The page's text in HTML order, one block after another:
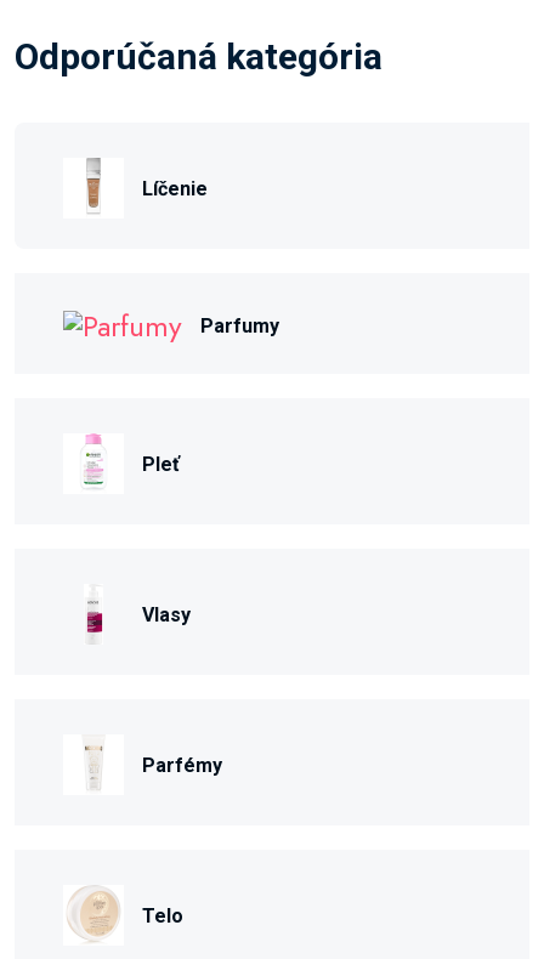
Odporúčaná kategória
Líčenie
Parfumy
Pleť
Vlasy
Parfémy
Telo